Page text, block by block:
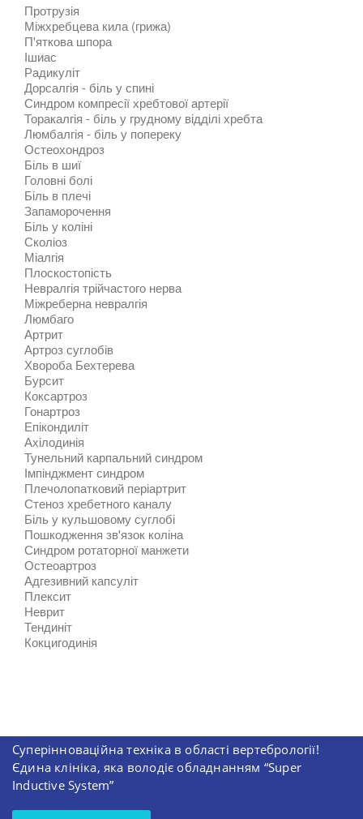
Протрузія
Міжхребцева кила (грижа)
П'яткова шпора
Ішиас
Радикуліт
Дорсалгія - біль у спині
Синдром компресії хребтової артерії
Торакалгія - біль у грудному відділі хребта
Люмбалгія - біль у попереку
Остеохондроз
Біль в шиї
Головні болі
Біль в плечі
Запаморочення
Біль у коліні
Сколіоз
Міалгія
Плоскостопість
Невралгія трійчастого нерва
Міжреберна невралгія
Люмбаго
Артрит
Артроз суглобів
Хвороба Бехтерева
Бурсит
Коксартроз
Гонартроз
Епікондиліт
Ахілодинія
Тунельний карпальний синдром
Імпінджмент синдром
Плечолопатковий періартрит
Стеноз хребетного каналу
Біль у кульшовому суглобі
Пошкодження зв'язок коліна
Синдром ротаторної манжети
Остеоартроз
Адгезивний капсуліт
Плексит
Неврит
Тендиніт
Кокцигодинія
Суперінноваційна техніка в області вертебрології!
Єдина клініка, яка володіє обладнанням “Super
Inductive System”